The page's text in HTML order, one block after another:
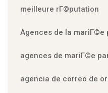
meilleure rГ©putation
Agences de la mariГ©e
agences de mariГ©e
agencia de correo de